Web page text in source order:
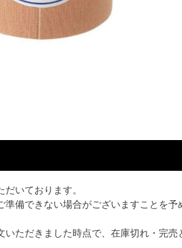
いております。
備できない場合がございますことを予
ただきました時点で、在庫切れ・完売